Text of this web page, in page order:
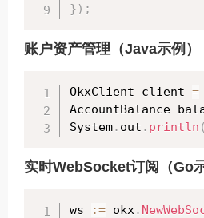
} ) ;
账户资产管理（Java示例）
OkxClient client =
AccountBalance
System. out . println (
实时WebSocket订阅（Go示
ws := okx.